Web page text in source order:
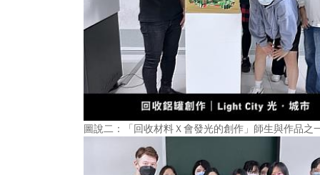
圖說二：「回收材料Ｘ會發光的創作」師生與作品之